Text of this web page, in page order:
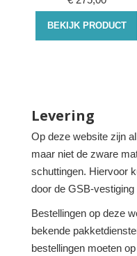
BEKIJK PRODUCT
Levering
Op deze website zijn
maar niet de zware
schuttingen. Hiervoor
door de GSB-vestiging
Bestellingen op deze
bekende
bestellingen moeten